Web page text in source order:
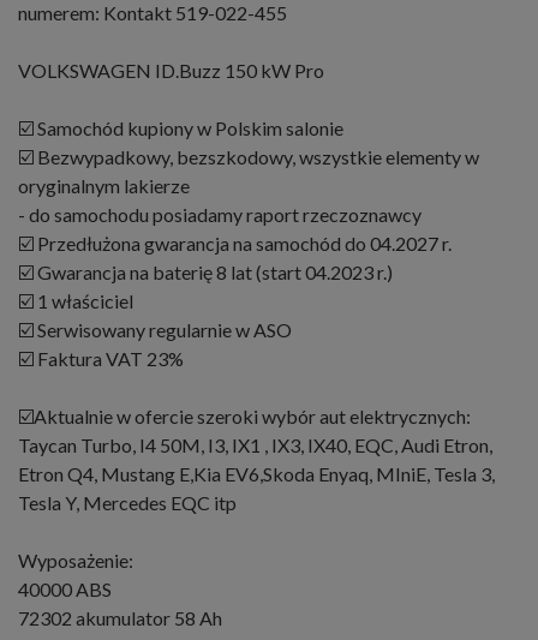
numerem: Kontakt 519-022-455
VOLKSWAGEN ID.Buzz 150 kW Pro
☑️ Samochód kupiony w Polskim salonie
☑️ Bezwypadkowy, bezszkodowy, wszystkie elementy w
oryginalnym lakierze
- do samochodu posiadamy raport rzeczoznawcy
☑️ Przedłużona gwarancja na samochód do 04.2027 r.
☑️ Gwarancja na baterię 8 lat (start 04.2023 r.)
☑️ 1 właściciel
☑️ Serwisowany regularnie w ASO
☑️ Faktura VAT 23%
☑️Aktualnie w ofercie szeroki wybór aut elektrycznych:
Taycan Turbo, I4 50M, I3, IX1 , IX3, IX40, EQC, Audi Etron,
Etron Q4, Mustang E,Kia EV6,Skoda Enyaq, MIniE, Tesla 3,
Tesla Y, Mercedes EQC itp
Wyposażenie:
40000 ABS
72302 akumulator 58 Ah